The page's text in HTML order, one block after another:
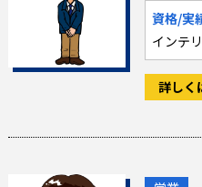
資格/実
詳しく